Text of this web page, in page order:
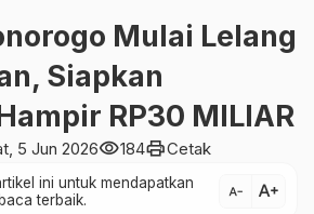
Mulai Lelang
Siapkan
RP30 MILIAR
5 Jun 2026visibility184printCetak
ini untuk mendapatkan
terbaik.
text_decrease text_increase